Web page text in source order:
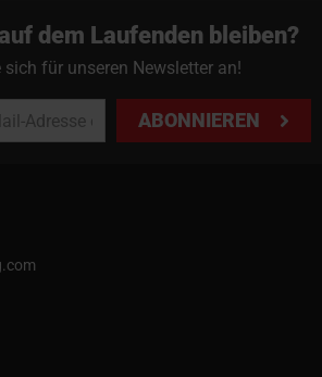
dem Laufenden bleiben?
sich für unseren Newsletter an!
ABONNIEREN